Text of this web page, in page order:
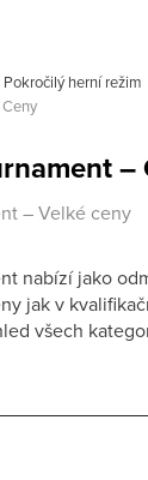
Pokročilý herní režim
–
– Velké ceny
nabízí jako
jak v
všech